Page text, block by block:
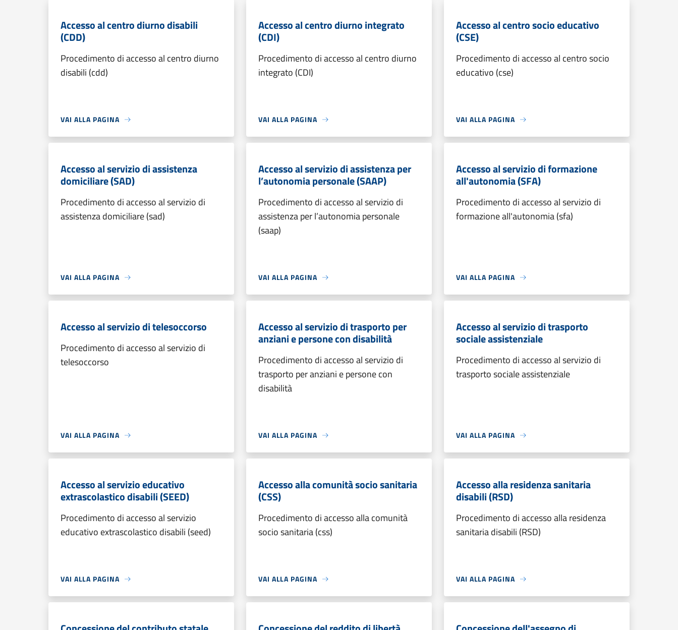
Accesso al centro diurno disabili
(CDD)
Procedimento di accesso al centro diurno
disabili (cdd)
VAI ALLA PAGINA
Accesso al centro diurno integrato
(CDI)
Procedimento di accesso al centro diurno
integrato (CDI)
VAI ALLA PAGINA
Accesso al centro socio educativo
(CSE)
Procedimento di accesso al centro socio
educativo (cse)
VAI ALLA PAGINA
Accesso al servizio di assistenza
domiciliare (SAD)
Procedimento di accesso al servizio di
assistenza domiciliare (sad)
VAI ALLA PAGINA
Accesso al servizio di assistenza per
l’autonomia personale (SAAP)
Procedimento di accesso al servizio di
assistenza per l’autonomia personale
(saap)
VAI ALLA PAGINA
Accesso al servizio di formazione
all'autonomia (SFA)
Procedimento di accesso al servizio di
formazione all'autonomia (sfa)
VAI ALLA PAGINA
Accesso al servizio di telesoccorso
Procedimento di accesso al servizio di
telesoccorso
VAI ALLA PAGINA
Accesso al servizio di trasporto per
anziani e persone con disabilità
Procedimento di accesso al servizio di
trasporto per anziani e persone con
disabilità
VAI ALLA PAGINA
Accesso al servizio di trasporto
sociale assistenziale
Procedimento di accesso al servizio di
trasporto sociale assistenziale
VAI ALLA PAGINA
Accesso al servizio educativo
extrascolastico disabili (SEED)
Procedimento di accesso al servizio
educativo extrascolastico disabili (seed)
VAI ALLA PAGINA
Accesso alla comunità socio sanitaria
(CSS)
Procedimento di accesso alla comunità
socio sanitaria (css)
VAI ALLA PAGINA
Accesso alla residenza sanitaria
disabili (RSD)
Procedimento di accesso alla residenza
sanitaria disabili (RSD)
VAI ALLA PAGINA